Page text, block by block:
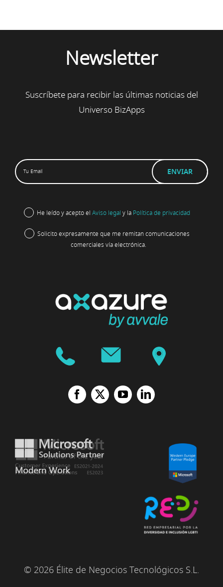
Newsletter
Suscríbete para recibir las últimas noticias del
Universo BizApps
He leído y acepto el Aviso legal y la Política de privacidad
Solicito expresamente que me remitan comunicaciones
comerciales vía electrónica.
© 2026 Élite de Negocios Tecnológicos S.L.